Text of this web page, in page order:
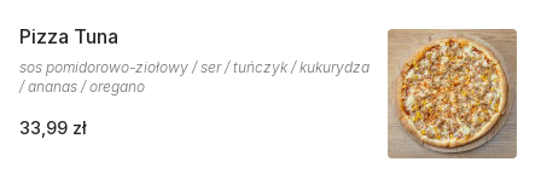
Pizza Tuna
sos pomidorowo-ziołowy / ser / tuńczyk / kukurydza
/ ananas / oregano
33,99 zł